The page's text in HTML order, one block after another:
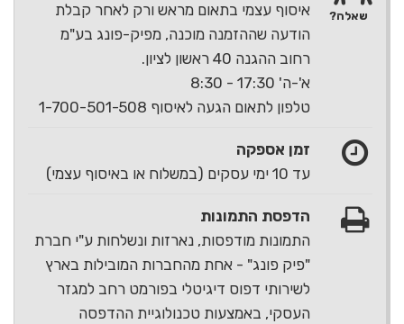
איסוף עצמי בתאום מראש ורק לאחר קבלת
הודעה שההזמנה מוכנה, מפיק-פונג בע"מ
רחוב ההגנה 40 ראשון לציון.
א'-ה' 17:30 - 8:30
טלפון לתאום הגעה לאיסוף 1-700-501-508
זמן אספקה
עד 10 ימי עסקים (במשלוח או באיסוף עצמי)
הדפסת התמונות
התמונות מודפסות, נארזות ונשלחות ע"י חברת
"פיק פונג" - אחת מהחברות המובילות בארץ
לשירותי דפוס דיגיטלי בפורמט רחב למגזר
העסקי, באמצעות טכנולוגיית ההדפסה
שאלה?